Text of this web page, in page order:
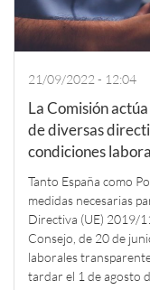
21/09/2022 - 12:04
La Comisión
de diversas
condiciones
Tanto España como
medidas necesarias
Directiva (UE) 2019/
Consejo, de 20 de
laborales
tardar el 1 de agosto